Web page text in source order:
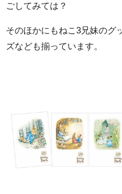
ごしてみては？
そのほかにもねこ3兄妹のグ
ズなども揃っています。